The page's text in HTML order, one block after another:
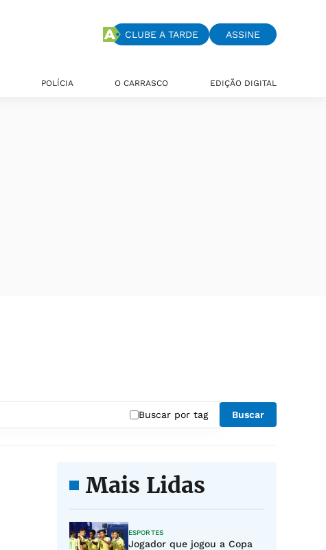
CLUBE A TARDE ASSINE
POLÍCIA O CARRASCO EDIÇÃO DIGITAL
Buscar por tag Buscar
Mais Lidas
ESPORTES
Jogador que jogou a Copa